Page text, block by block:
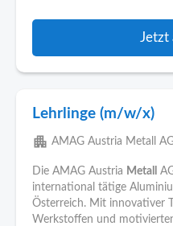
Jetzt
Lehrlinge (m/w/x)
apartment AMAG Austria Metall
Die AMAG Austria Metall
international tätige
Österreich. Mit innovativer
Werkstoffen und